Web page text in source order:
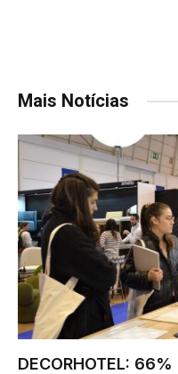
Mais Notícias
DECORHOTEL: